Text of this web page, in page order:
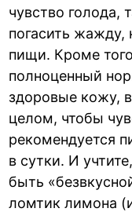
чувство голода,
погасить жажду,
пищи. Кроме
полноценный
здоровые кожу,
целом, чтобы
рекомендуется
в сутки. И
быть
ломтик лимона